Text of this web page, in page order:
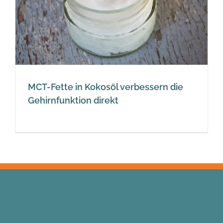
MCT-Fette in Kokosöl verbessern die
Gehirnfunktion direkt